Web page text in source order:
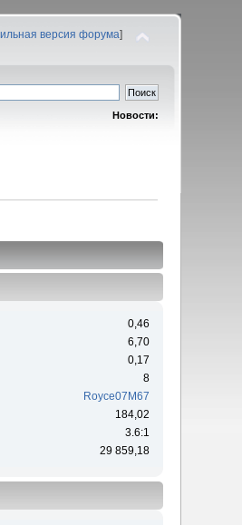
версия форума]
Новости:
0,46
6,70
0,17
8
Royce07M67
184,02
3.6:1
29 859,18